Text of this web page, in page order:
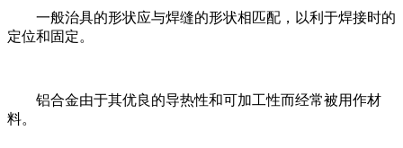
一般治具的形状应与焊缝的形状相匹配，以利于焊接时的
定位和固定。
铝合金由于其优良的导热性和可加工性而经常被用作材
料。